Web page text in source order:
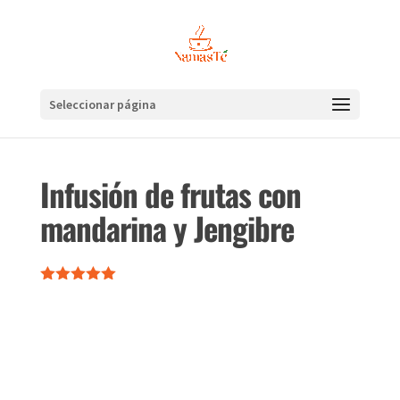
Seleccionar página
Infusión de frutas con
mandarina y Jengibre